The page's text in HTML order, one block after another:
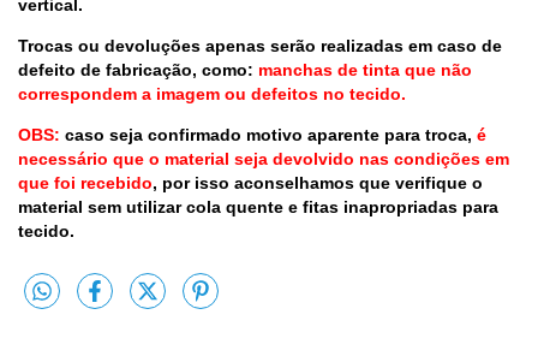
vertical.
Trocas ou devoluções apenas serão realizadas em caso de
defeito de fabricação, como: manchas de tinta que não
correspondem a imagem ou defeitos no tecido.
OBS: caso seja confirmado motivo aparente para troca, é
necessário que o material seja devolvido nas condições em
que foi recebido, por isso aconselhamos que verifique o
material sem utilizar cola quente e fitas inapropriadas para
tecido.